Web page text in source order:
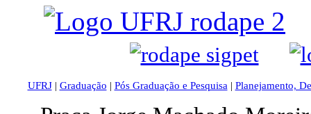
UFRJ| Graduação | Pós Graduação e Pesquisa | Planejamento,